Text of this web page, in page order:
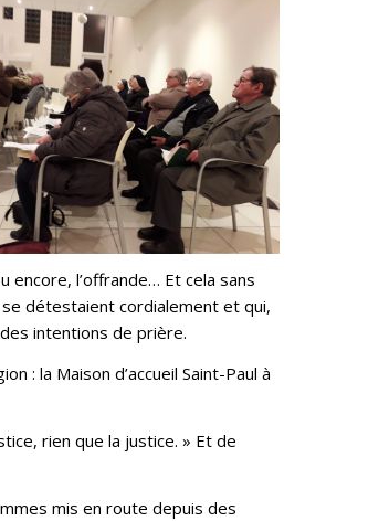
l’offrande… Et cela sans
détestaient cordialement et qui,
intentions de prière.
: la Maison d’accueil Saint-Paul à
rien que la justice. » Et de
mis en route depuis des